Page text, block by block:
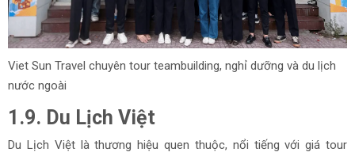
Viet Sun Travel chuyên tour teambuilding, nghỉ dưỡng và du lịch
nước ngoài
1.9. Du Lịch Việt
Du Lịch Việt là thương hiệu quen thuộc, nổi tiếng với giá tour